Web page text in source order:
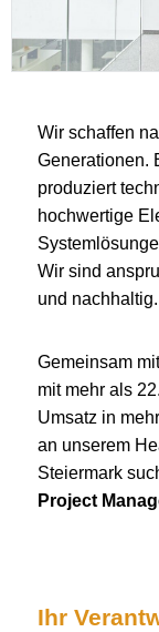
Wir schaffen
Generationen.
produziert
hochwertige
Wir sind
und nachhaltig.
Gemeinsam
mit mehr als
Umsatz in
an unserem
Steiermark
Project
Ihr